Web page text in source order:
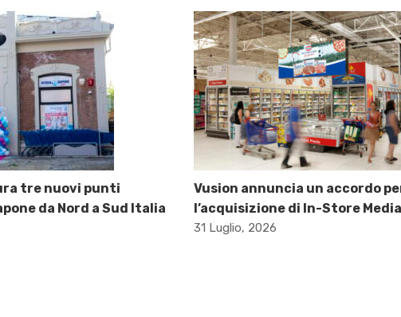
tre nuovi punti
da Nord a Sud Italia
Vusion annuncia un accordo
l’acquisizione di In-Store Media
31 Luglio, 2026